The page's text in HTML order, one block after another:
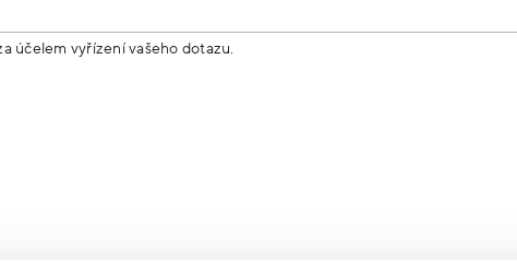
účelem vyřízení vašeho dotazu.